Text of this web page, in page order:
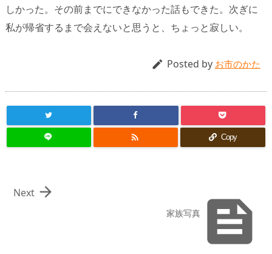
しかった。その前までにできなかった話もできた。次ぎに
私が帰省するまで会えないと思うと、ちょっと寂しい。
 Posted by お市のかた
 Copy

家族写真

Next